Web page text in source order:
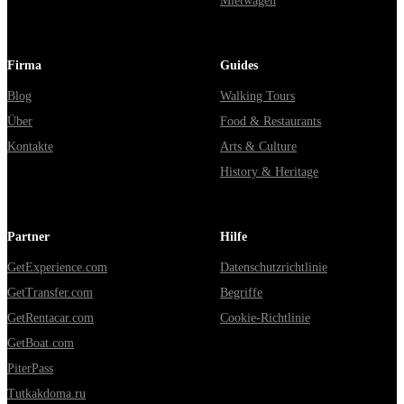
Firma
Blog
Über
Kontakte
Guides
Walking Tours
Food & Restaurants
Arts & Culture
History & Heritage
Partner
GetExperience.com
GetTransfer.com
GetRentacar.com
GetBoat.com
PiterPass
Tutkakdoma.ru
Hilfe
Datenschutzrichtlinie
Begriffe
Cookie-Richtlinie